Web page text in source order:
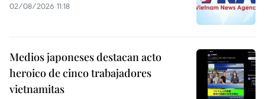
02/08/2026 11:18
Medios japoneses destacan acto
heroico de cinco trabajadores
vietnamitas